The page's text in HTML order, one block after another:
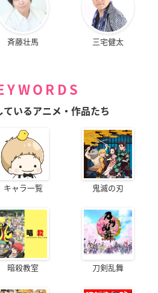
斉藤壮馬 三宅健太
ているアニメ・作品たち
キャラ一覧 鬼滅の刃
暗殺教室 刀剣乱舞